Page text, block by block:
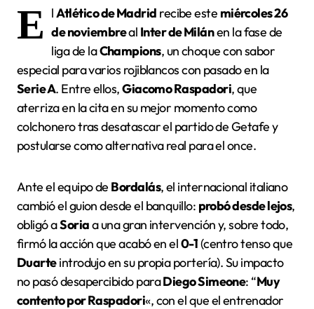
E lAtlético de Madrid recibe este miércoles 26
de noviembreal Inter de Milánen la fase de
liga de laChampions, un choque con sabor
especial para varios rojiblancos con pasado en la
Serie A. Entre ellos,Giacomo Raspadori, que
aterriza en la cita en su mejor momento como
colchonero tras desatascar el partido de Getafe y
postularse como alternativa real para el once.
Ante el equipo de Bordalás, el internacional italiano
cambió el guion desde el banquillo: probó desde lejos,
obligó aSoriaa una gran intervención y, sobre todo,
firmó la acción que acabó en el0-1(centro tenso que
Duarteintrodujo en su propia portería). Su impacto
no pasó desapercibido paraDiego Simeone: “Muy
contento por Raspadori«, con el que el entrenador